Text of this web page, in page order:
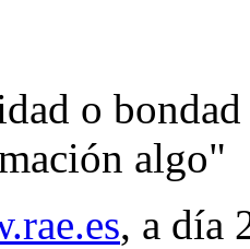
o
algo"
, a día